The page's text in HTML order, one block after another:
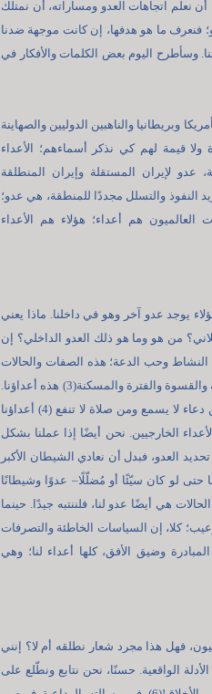
نعلم اتجاهات العدو ومساراته، أن نمتلك
فنعرف ما هو هدفها، إن كانت موجهة ضدنا
وسأطرح اليوم بعض الكلمات والأفكار في
وبريطانيا والناهبين الدوليين والصهاينة
ولا قيمة لهم كي نذكر أسماءهم؛ الأعداء
عدو لإيران المستقلة وإيران المنطلقة
النفوذ والتسلل مجددًا للمنطقة، هي عدو؛
العالميون هم أعداء؛ هؤلاء هم الأعداء
يوجد عدو آخر وهو في داخلنا. ماذا يعني
من هو وما هو ذلك العدو الداخلي؟ إن
وحب الدعة؛ هذه الصفات والحالات
أعداؤنا. "اللهم إني أعوذ بك من الكسل والهرم والجبن والغفلة والقسوة والفترة والمسكنة(3) هذه أعداؤنا.
"اللهم إني أعوذ بك من نفس لا تشبع ومن قلب لا يخشع ومن دعاء لا يسمع ومن صلاة لا تنفع (4) أعداؤنا
الخارجيين. نحن أيضًا إذا عملنا بشكل
العدو، فبدل أن نعادي الشيطان الأكبر
حتى لو كان سيّئًا أو مُضلّلًا– عدوًا وشيطانًا
هي أيضًا عدو لنا، فلننتبه جيدًا. حينما
كلا، إن السياسات الخاطئة والتصرفات
وضيق الأفق، كلها أعداء لنا؛ وهي
فهل هذا مجرد شعار نطلقه أم لا؟ إنني
الواقعية. حسنًا، نحن نتابع ونطّلع على